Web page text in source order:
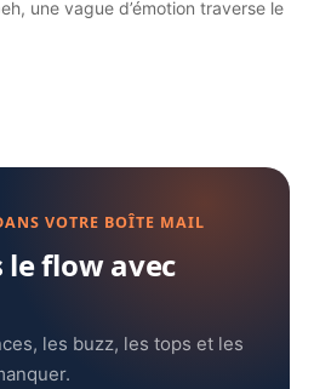
une vague d’émotion traverse le
VOTRE BOÎTE MAIL
le flow avec
les buzz, les tops et les